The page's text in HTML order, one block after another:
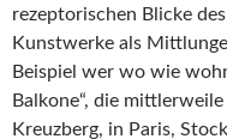
rezeptorischen Blicke
Kunstwerke als
Beispiel wer wo wie
Balkone“, die
Kreuzberg, in Paris,